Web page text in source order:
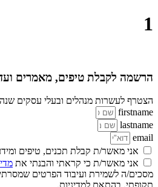
1
הרשמה לקבלת טיפים, מאמרים
הצטרף לעשרות מנהלים ובעלי עסקים
firstname
lastname
email
אני מאשר/ת קבלת תכנים, טיפים
אני מאשר/ת כי קראתי והבנתי את
מסכים/ה לשמירת ועיבוד הפרטים שמסרתי